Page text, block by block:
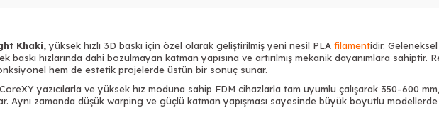
Khaki,yüksek hızlı 3D baskı için özel olarak geliştirilmiş yeni nesil PLA filamentidir.
baskı hızlarında dahi bozulmayan katman yapısına ve artırılmış mekanik dayanımlara
hem de estetik projelerde üstün bir sonuç sunar.
yazıcılarla ve yüksek hız moduna sahip FDM cihazlarla tam uyumlu çalışarak 350–600
Aynı zamanda düşük warping ve güçlü katman yapışması sayesinde büyük boyutlu